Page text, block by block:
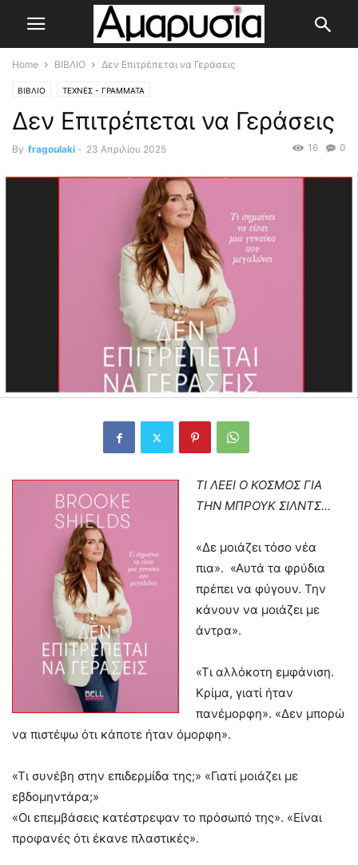
Home ΒΙΒΛΙΟ Δεν Επιτρέπεται να Γεράσεις
ΒΙΒΛΙΟ ΤΕΧΝΕΣ - ΓΡΑΜΜΑΤΑ
Δεν Επιτρέπεται να Γεράσεις
By fragoulaki - 23 Απριλίου 2025 0
16
ΤΙ ΛΕΕΙ Ο ΚΟΣΜΟΣ ΓΙΑ
ΤΗΝ ΜΠΡΟΥΚ ΣΙΛΝΤΣ…
«Δε μοιάζει τόσο νέα
πια». «Αυτά τα φρύδια
πρέπει να φύγουν. Την
κάνουν να μοιάζει με
άντρα».
«Τι αλλόκοτη εμφάνιση.
Κρίμα, γιατί ήταν
πανέμορφη». «Δεν μπορώ
να πιστέψω ότι κάποτε ήταν όμορφη».
«Τι συνέβη στην επιδερμίδα της;» «Γιατί μοιάζει με
εβδομηντάρα;»
«Οι επεμβάσεις κατέστρεψαν το πρόσωπό της». «Είναι
προφανές ότι έκανε πλαστικές».